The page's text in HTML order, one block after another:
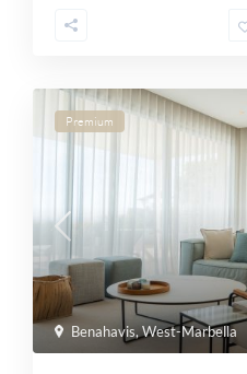
Benahavis,West-Marbella
Premium